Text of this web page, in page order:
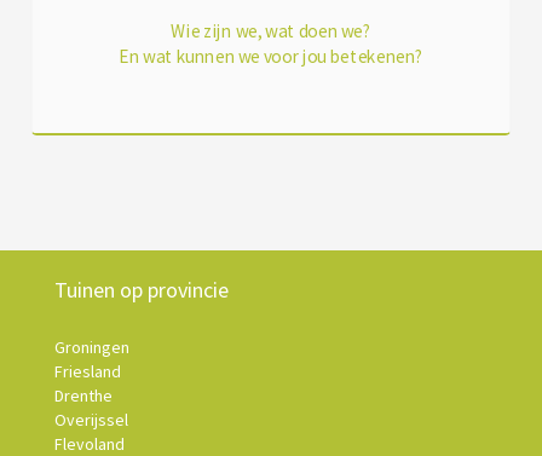
Wie zijn we, wat doen we?
En wat kunnen we voor jou betekenen?
Tuinen op provincie
Groningen
Friesland
Drenthe
Overijssel
Flevoland